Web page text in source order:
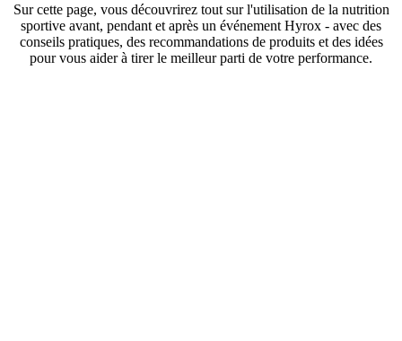
Sur cette page, vous découvrirez tout sur l'utilisation de la nutrition
sportive avant, pendant et après un événement Hyrox - avec des
conseils pratiques, des recommandations de produits et des idées
pour vous aider à tirer le meilleur parti de votre performance.